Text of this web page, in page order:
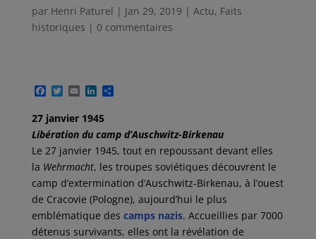
par Henri Paturel | Jan 29, 2019 | Actu, Faits
historiques | 0 commentaires
F
c
e
b
o
o
k
T
i
t
t
e
r
E
a
l
L
n
k
e
d
I
n
P
a
g
e
r
27 janvier 1945
Libération du camp d’Auschwitz-Birkenau
Le 27 janvier 1945, tout en repoussant devant elles
la Wehrmacht, les troupes soviétiques découvrent le
camp d’extermination d’Auschwitz-Birkenau, à l’ouest
de Cracovie (Pologne), aujourd’hui le plus
emblématique des camps nazis. Accueillies par 7000
détenus survivants, elles ont la révélation de